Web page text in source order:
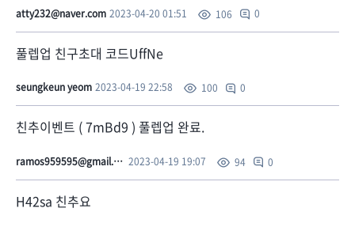
atty232@naver.com 2023-04-20 01:51 106 0
풀렙업 친구초대 코드UffNe
seungkeun yeom 2023-04-19 22:58 100 0
친추이벤트 ( 7mBd9 ) 풀렙업 완료.
ramos959595@gmail.com 2023-04-19 19:07 94 0
H42sa 친추요